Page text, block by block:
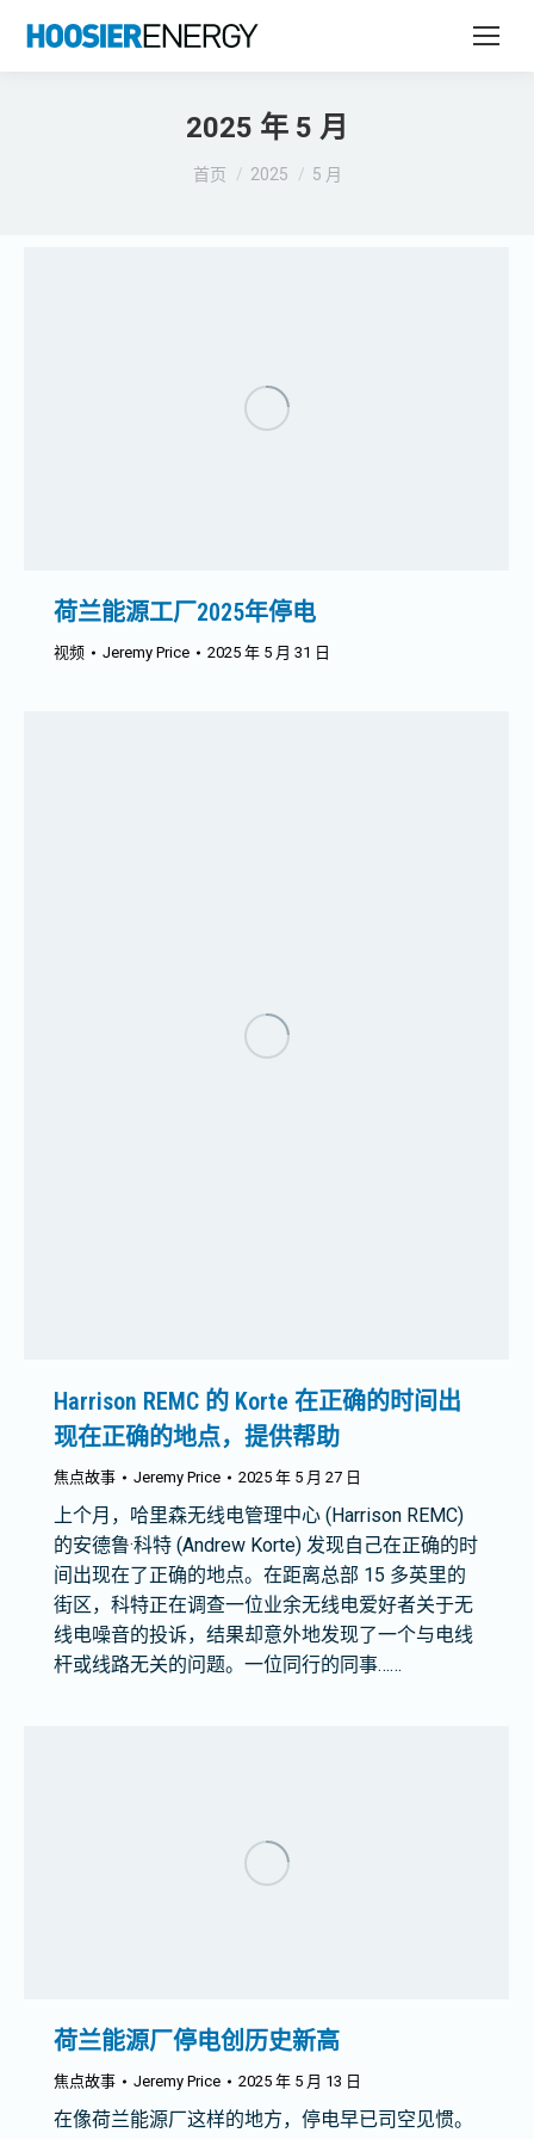
2025 年 5 月
您在这里：
首页 2025 5 月
荷兰能源工厂2025年停电
视频 Jeremy Price 2025 年 5 月 31 日
Harrison REMC 的 Korte 在正确的时间出
现在正确的地点，提供帮助
焦点故事 Jeremy Price 2025 年 5 月 27 日
上个月，哈里森无线电管理中心 (Harrison REMC)
的安德鲁·科特 (Andrew Korte) 发现自己在正确的时
间出现在了正确的地点。在距离总部 15 多英里的
街区，科特正在调查一位业余无线电爱好者关于无
线电噪音的投诉，结果却意外地发现了一个与电线
杆或线路无关的问题。一位同行的同事……
荷兰能源厂停电创历史新高
焦点故事 Jeremy Price 2025 年 5 月 13 日
在像荷兰能源厂这样的地方，停电早已司空见惯。